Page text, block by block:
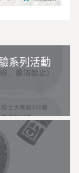
系列活動